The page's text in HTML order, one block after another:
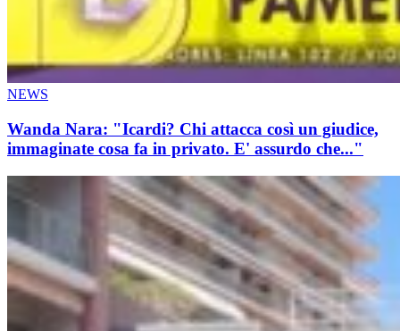
NEWS
Wanda Nara: "Icardi? Chi attacca così un giudice,
immaginate cosa fa in privato. E' assurdo che..."